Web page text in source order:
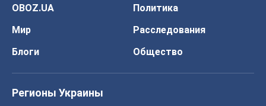
OBOZ.UA
Политика
Мир
Расследования
Блоги
Общество
Регионы Украины